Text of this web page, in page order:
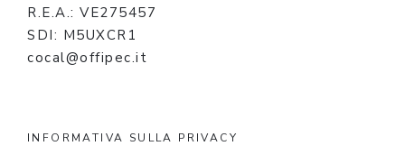
R.E.A.: VE275457
SDI: M5UXCR1
cocal@offipec.it
INFORMATIVA SULLA PRIVACY